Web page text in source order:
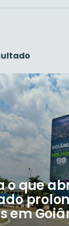
o que
em